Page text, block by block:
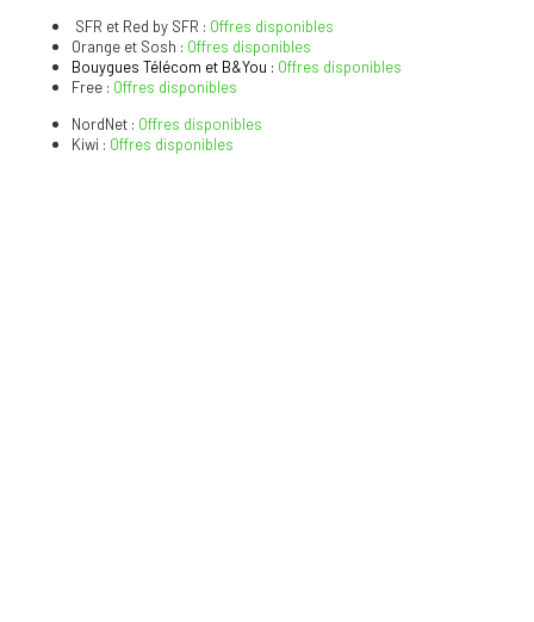
SFR et Red by SFR : Offres disponibles
Orange et Sosh : Offres disponibles
Bouygues Télécom et B&You : Offres disponibles
Free : Offres disponibles
NordNet : Offres disponibles
Kiwi : Offres disponibles